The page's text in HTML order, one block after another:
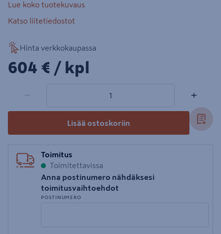
Lue koko tuotekuvaus
Katso liitetiedostot
Hinta verkkokaupassa
604€/kpl
604 € / kpl
− +
Lisää ostoskoriin
Toimitus
Toimitettavissa
Anna postinumero nähdäksesi
toimitusvaihtoehdot
POSTINUMERO